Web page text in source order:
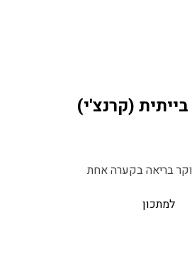
בייתית (קרנצ'י)
בריאה בקערה אחת
למתכון